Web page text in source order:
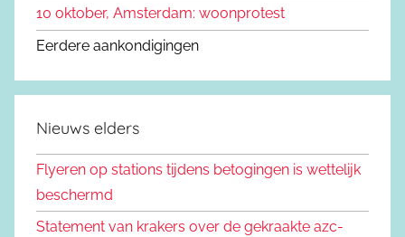
10 oktober, Amsterdam: woonprotest
Eerdere aankondigingen
Nieuws elders
Flyeren op stations tijdens betogingen is wettelijk
beschermd
Statement van krakers over de gekraakte azc-